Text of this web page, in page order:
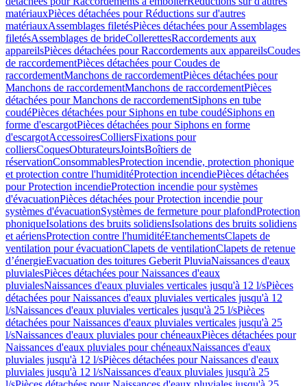
matériauxPièces détachées pour Réductions sur d'autres
matériauxAssemblages filetésPièces détachées pour Assemblages
filetésAssemblages de brideCollerettesRaccordements aux
appareilsPièces détachées pour Raccordements aux appareilsCoudes
de raccordementPièces détachées pour Coudes de
raccordementManchons de raccordementPièces détachées pour
Manchons de raccordementManchons de raccordementPièces
détachées pour Manchons de raccordementSiphons en tube
coudéPièces détachées pour Siphons en tube coudéSiphons en
forme d'escargotPièces détachées pour Siphons en forme
d'escargotAccessoiresColliersFixations pour
colliersCoquesObturateursJointsBoîtiers de
réservationConsommablesProtection incendie, protection phonique
et protection contre l'humiditéProtection incendiePièces détachées
pour Protection incendieProtection incendie pour systèmes
d'évacuationPièces détachées pour Protection incendie pour
systèmes d'évacuationSystèmes de fermeture pour plafondProtection
phoniqueIsolations des bruits solidiensIsolations des bruits solidiens
et aériensProtection contre l'humiditéEtanchementsClapets de
ventilation pour évacuationClapets de ventilationClapets de retenue
d’énergieEvacuation des toitures Geberit PluviaNaissances d'eaux
pluvialesPièces détachées pour Naissances d'eaux
pluvialesNaissances d'eaux pluviales verticales jusqu'à 12 l/sPièces
détachées pour Naissances d'eaux pluviales verticales jusqu'à 12
l/sNaissances d'eaux pluviales verticales jusqu'à 25 l/sPièces
détachées pour Naissances d'eaux pluviales verticales jusqu'à 25
l/sNaissances d'eaux pluviales pour chéneauxPièces détachées pour
Naissances d'eaux pluviales pour chéneauxNaissances d'eaux
pluviales jusqu'à 12 l/sPièces détachées pour Naissances d'eaux
pluviales jusqu'à 12 l/sNaissances d'eaux pluviales jusqu'à 25